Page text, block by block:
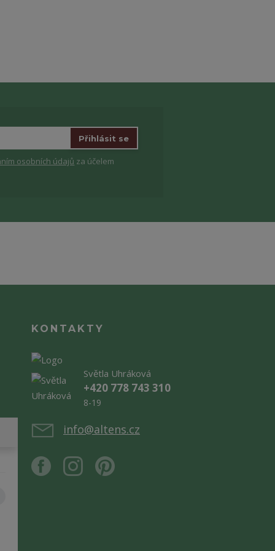
Přihlásit se
osobních údajů za účelem
KONTAKTY
Světla Uhráková
+420 778 743 310
8-19
info@altens.cz